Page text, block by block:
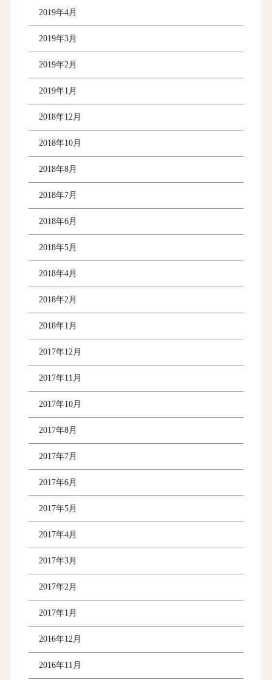
2019年4月
2019年3月
2019年2月
2019年1月
2018年12月
2018年10月
2018年8月
2018年7月
2018年6月
2018年5月
2018年4月
2018年2月
2018年1月
2017年12月
2017年11月
2017年10月
2017年8月
2017年7月
2017年6月
2017年5月
2017年4月
2017年3月
2017年2月
2017年1月
2016年12月
2016年11月